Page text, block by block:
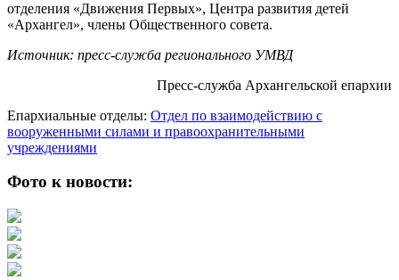
отделения «Движения Первых», Центра развития детей
«Архангел», члены Общественного совета.
Источник: пресс-служба регионального УМВД
Пресс-служба Архангельской епархии
Епархиальные отделы: Отдел по взаимодействию с
вооруженными силами и правоохранительными
учреждениями
Фото к новости: